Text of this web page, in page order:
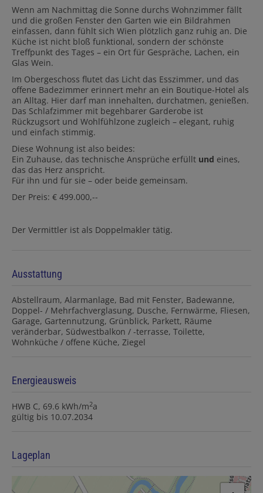
Wenn am Nachmittag die Sonne durchs Wohnzimmer fällt
und die großen Fenster den Garten wie ein Bildrahmen
einfassen, dann fühlt sich Wien plötzlich ganz ruhig an. Die
Küche ist nicht bloß funktional, sondern der schönste
Treffpunkt des Tages – ein Ort für Gespräche, Lachen, ein
Glas Wein.
Im Obergeschoss flutet das Licht das Esszimmer, und das
offene Badezimmer erinnert mehr an ein Boutique-Hotel als
an Alltag. Hier darf man innehalten, durchatmen, genießen.
Das Schlafzimmer mit begehbarer Garderobe ist
Rückzugsort und Wohlfühlzone zugleich – elegant, ruhig
und einfach stimmig.
Diese Wohnung ist also beides:
Ein Zuhause, das technische Ansprüche erfüllt und eines,
das das Herz anspricht.
Für ihn und für sie – oder beide gemeinsam.
Der Preis: € 499.000,--
Der Vermittler ist als Doppelmakler tätig.
Ausstattung
Abstellraum Alarmanlage Bad mit Fenster Badewanne
Doppel- / Mehrfachverglasung Dusche Fernwärme Fliesen
Garage Gartennutzung Grünblick Parkett Räume
veränderbar Südwestbalkon / -terrasse Toilette
Wohnküche / offene Küche Ziegel
Energieausweis
HWB C, 69.6 kWh/m2a
gültig bis 10.07.2034
Lageplan